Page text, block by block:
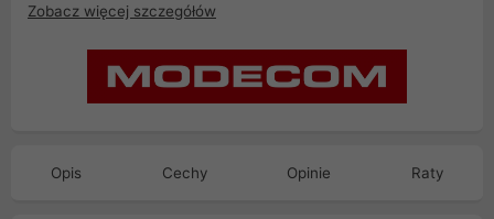
Zobacz więcej szczegółów
Opis Cechy Opinie Raty